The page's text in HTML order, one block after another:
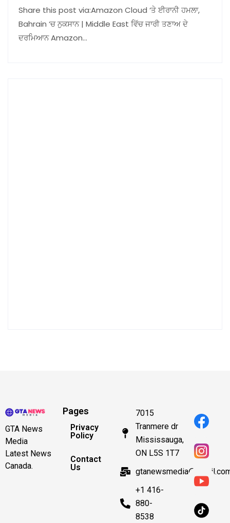
Share this post via:Amazon Cloud ‘ਤੇ ਈਰਾਨੀ ਹਮਲਾ,
Bahrain ‘ਚ ਨੁਕਸਾਨ | Middle East ਵਿੱਚ ਜਾਰੀ ਤਣਾਅ ਦੇ
ਦਰਮਿਆਨ Amazon…
GTA News
Media
Latest News
Canada.
Pages
Privacy
Policy
Contact
Us
7015
Tranmere dr
Mississauga,
ON L5S 1T7
+1 416-
880-
8538